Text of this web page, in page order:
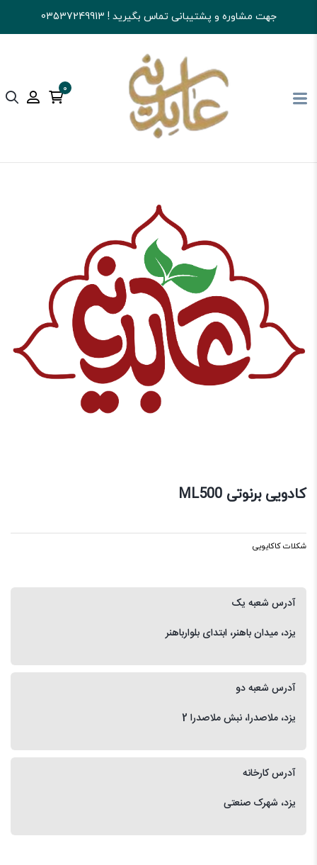
جهت مشاوره و پشتیبانی تماس بگیرید ! 03537249913
0
آجیل و خشکبار عابدینی شکلات شکلات کاکایویی
کادویی برنوتی ML500
شکلات کاکایویی
آدرس شعبه یک
یزد، میدان باهنر، ابتدای بلوارباهنر
آدرس شعبه دو
یزد، ملاصدرا، نبش ملاصدرا 2
آدرس کارخانه
یزد، شهرک صنعتی